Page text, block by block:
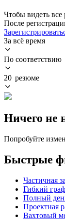
Чтобы видеть все
После
За всё время
По соответствию
20 резюме
Ничего не
Попробуйте
Быстрые
Частичная
Гибкий
Полный
Проектная
Вахтовый